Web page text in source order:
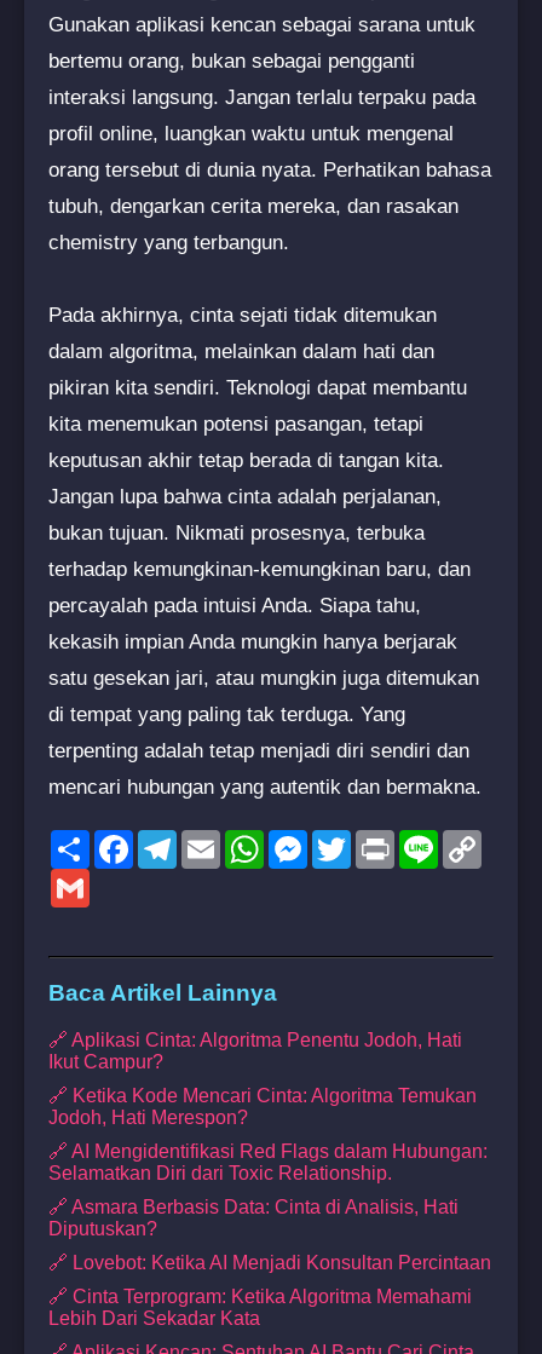
Gunakan aplikasi kencan sebagai sarana untuk
bertemu orang, bukan sebagai pengganti
interaksi langsung. Jangan terlalu terpaku pada
profil online, luangkan waktu untuk mengenal
orang tersebut di dunia nyata. Perhatikan bahasa
tubuh, dengarkan cerita mereka, dan rasakan
chemistry yang terbangun.
Pada akhirnya, cinta sejati tidak ditemukan
dalam algoritma, melainkan dalam hati dan
pikiran kita sendiri. Teknologi dapat membantu
kita menemukan potensi pasangan, tetapi
keputusan akhir tetap berada di tangan kita.
Jangan lupa bahwa cinta adalah perjalanan,
bukan tujuan. Nikmati prosesnya, terbuka
terhadap kemungkinan-kemungkinan baru, dan
percayalah pada intuisi Anda. Siapa tahu,
kekasih impian Anda mungkin hanya berjarak
satu gesekan jari, atau mungkin juga ditemukan
di tempat yang paling tak terduga. Yang
terpenting adalah tetap menjadi diri sendiri dan
mencari hubungan yang autentik dan bermakna.
ShareFacebookTelegram
EmailWhatsAppMessenger
TwitterPrint Line
Baca Artikel Lainnya
🔗 Aplikasi Cinta: Algoritma Penentu Jodoh, Hati
Ikut Campur?
🔗 Ketika Kode Mencari Cinta: Algoritma Temukan
Jodoh, Hati Merespon?
🔗 AI Mengidentifikasi Red Flags dalam Hubungan:
Selamatkan Diri dari Toxic Relationship.
🔗 Asmara Berbasis Data: Cinta di Analisis, Hati
Diputuskan?
🔗 Lovebot: Ketika AI Menjadi Konsultan Percintaan
🔗 Cinta Terprogram: Ketika Algoritma Memahami
Lebih Dari Sekadar Kata